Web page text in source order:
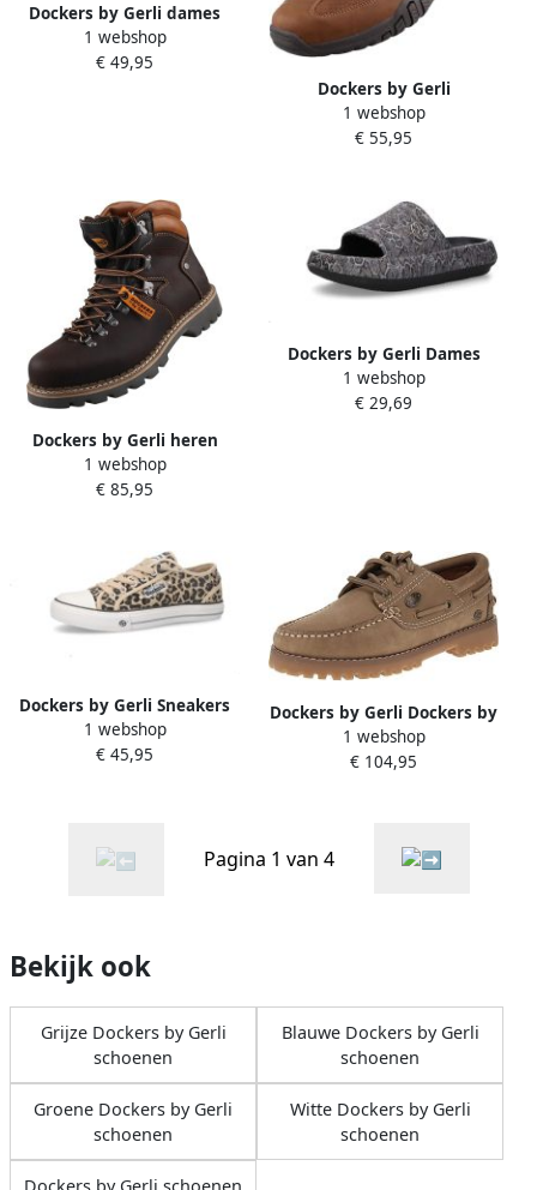
Dockers by Gerli dames
bootschoenen leren lage
schoenen sneakers 58EV202
1 webshop
€ 49,95
Dockers by Gerli
herensneaker bruin
1 webshop
€ 55,95
Dockers by Gerli heren
gevoerde leren laarzen
bruin
1 webshop
€ 85,95
Dockers by Gerli Dames
Sandaal bruin
1 webshop
€ 29,69
Dockers by Gerli Sneakers
laag bruin mokka
1 webshop
€ 45,95
Dockers by Gerli Dockers by
Gerly 58NW201-300
Damesschoenen 430-Taupe
1 webshop
€ 104,95
Pagina 1 van 4
Bekijk ook
Grijze Dockers by Gerli
schoenen
Blauwe Dockers by Gerli
schoenen
Groene Dockers by Gerli
schoenen
Witte Dockers by Gerli
schoenen